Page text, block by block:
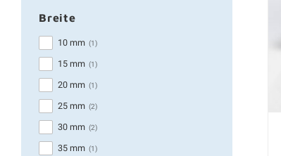
Breite
10 mm (1)
15 mm (1)
20 mm (1)
25 mm (2)
30 mm (2)
35 mm (1)